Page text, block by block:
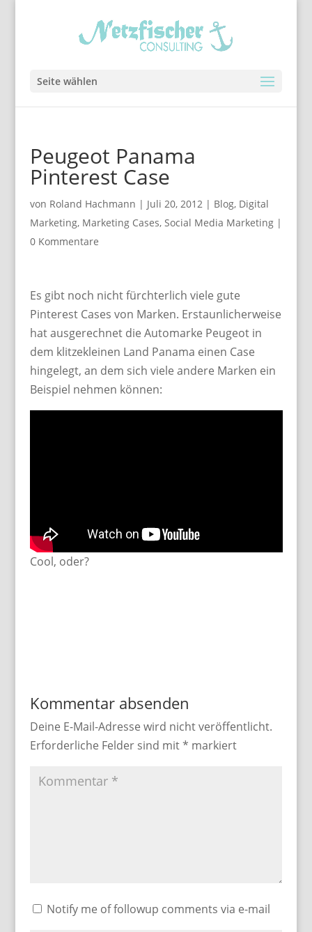
Seite wählen
Peugeot Panama
Pinterest Case
von Roland Hachmann | Juli 20, 2012| Blog, Digital
Marketing, Marketing Cases, Social Media Marketing|
0 Kommentare
Es gibt noch nicht fürchterlich viele gute
Pinterest Cases von Marken. Erstaunlicherweise
hat ausgerechnet die Automarke Peugeot in
dem klitzekleinen Land Panama einen Case
hingelegt, an dem sich viele andere Marken ein
Beispiel nehmen können:
Cool, oder?
Kommentar absenden
Deine E-Mail-Adresse wird nicht veröffentlicht.
Erforderliche Felder sind mit* markiert
Notify me of followup comments via e-mail